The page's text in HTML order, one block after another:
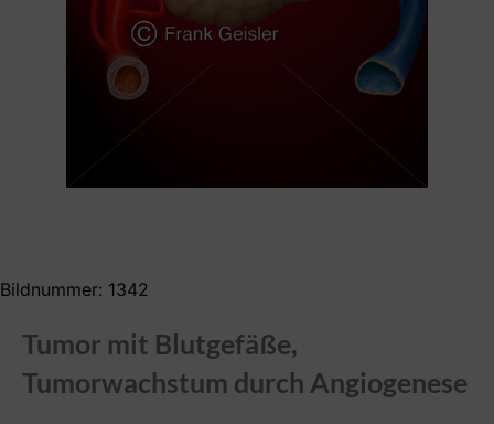
Bildnummer: 1342
Tumor mit Blutgefäße,
Tumorwachstum durch Angiogenese